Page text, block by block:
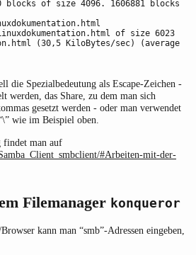
of size 6023
(30,5 KiloBytes/sec) (average
die Spezialbedeutung als Escape-Zeichen -
werden, das Share, zu dem man sich
gesetzt werden - oder man verwendet
wie im Beispiel oben.
findet man auf
#Arbeiten-mit-der-
Filemanager konqueror
kann man “smb”-Adressen eingeben,